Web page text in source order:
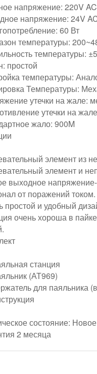
напряжение: 220V
напряжение: 24V
60 Вт
температуры:
температуры:
простой
температуры:
Температуры:
утечки на жале:
утечки на
жало: 900M
элемент из
элемент и
выходное
от поражений током.
простой и удобный
очень хороша в
станция
(АТ969)
для паяльника
состояние: Новое
2 месяца